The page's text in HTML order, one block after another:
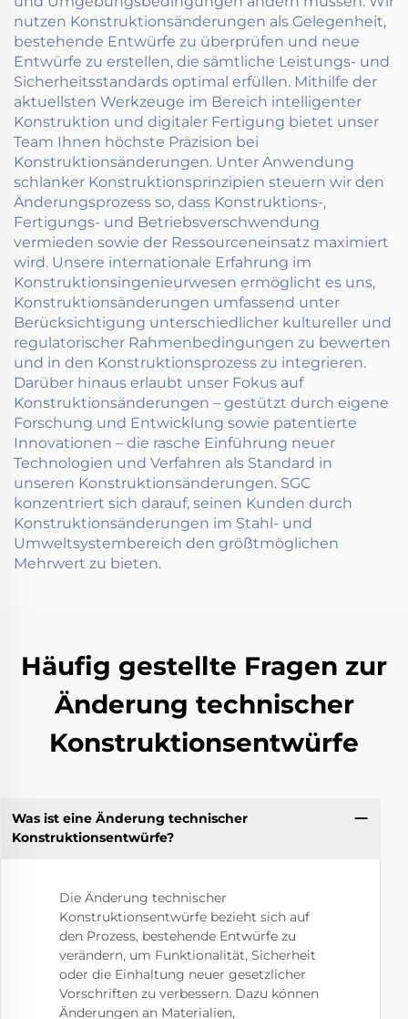
nutzen Konstruktionsänderungen als Gelegenheit,
bestehende Entwürfe zu überprüfen und neue
Entwürfe zu erstellen, die sämtliche Leistungs- und
Sicherheitsstandards optimal erfüllen. Mithilfe der
aktuellsten Werkzeuge im Bereich intelligenter
Konstruktion und digitaler Fertigung bietet unser
Team Ihnen höchste Präzision bei
Konstruktionsänderungen. Unter Anwendung
schlanker Konstruktionsprinzipien steuern wir den
Änderungsprozess so, dass Konstruktions-,
Fertigungs- und Betriebsverschwendung
vermieden sowie der Ressourceneinsatz maximiert
wird. Unsere internationale Erfahrung im
Konstruktionsingenieurwesen ermöglicht es uns,
Konstruktionsänderungen umfassend unter
Berücksichtigung unterschiedlicher kultureller und
regulatorischer Rahmenbedingungen zu bewerten
und in den Konstruktionsprozess zu integrieren.
Darüber hinaus erlaubt unser Fokus auf
Konstruktionsänderungen – gestützt durch eigene
Forschung und Entwicklung sowie patentierte
Innovationen – die rasche Einführung neuer
Technologien und Verfahren als Standard in
unseren Konstruktionsänderungen. SGC
konzentriert sich darauf, seinen Kunden durch
Konstruktionsänderungen im Stahl- und
Umweltsystembereich den größtmöglichen
Mehrwert zu bieten.
Häufig gestellte Fragen zur
Änderung technischer
Konstruktionsentwürfe
Was ist eine Änderung technischer
Konstruktionsentwürfe?
Die Änderung technischer
Konstruktionsentwürfe bezieht sich auf
den Prozess, bestehende Entwürfe zu
verändern, um Funktionalität, Sicherheit
oder die Einhaltung neuer gesetzlicher
Vorschriften zu verbessern. Dazu können
Änderungen an Materialien,